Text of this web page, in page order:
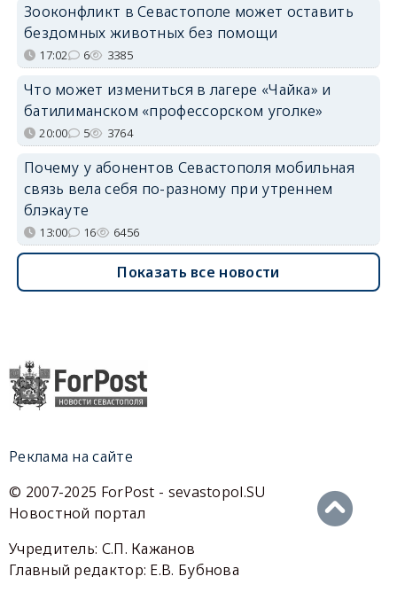
Зооконфликт в Севастополе может оставить
бездомных животных без помощи
17:02 6 3385
Что может измениться в лагере «Чайка» и
батилиманском «профессорском уголке»
20:00 5 3764
Почему у абонентов Севастополя мобильная
связь вела себя по-разному при утреннем
блэкауте
13:00 16 6456
Показать все новости
Реклама на сайте
© 2007-2025 ForPost - sevastopol.SU
Новостной портал
Учредитель: С.П. Кажанов
Главный редактор: Е.В. Бубнова